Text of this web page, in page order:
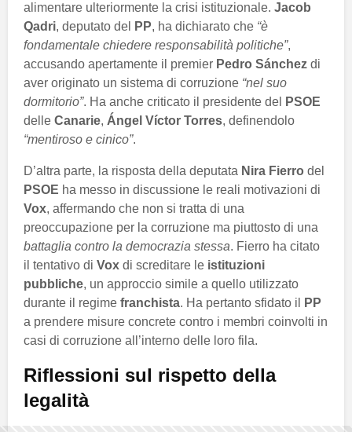
alimentare ulteriormente la crisi istituzionale. Jacob
Qadri, deputato del PP, ha dichiarato che “è
fondamentale chiedere responsabilità politiche”,
accusando apertamente il premier Pedro Sánchez di
aver originato un sistema di corruzione “nel suo
dormitorio”. Ha anche criticato il presidente del
PSOE
delle Canarie, Ángel Víctor Torres, definendolo
“mentiroso e cinico”.
D’altra parte, la risposta della deputata Nira Fierro del
PSOE ha messo in discussione le reali motivazioni di
Vox, affermando che non si tratta di una
preoccupazione per la corruzione ma piuttosto di una
battaglia contro la democrazia stessa. Fierro ha citato
il tentativo di Vox di screditare le istituzioni
pubbliche, un approccio simile a quello utilizzato
durante il regime franchista. Ha pertanto sfidato il
PP
a prendere misure concrete contro i membri coinvolti in
casi di corruzione all’interno delle loro fila.
Riflessioni sul rispetto della
legalità